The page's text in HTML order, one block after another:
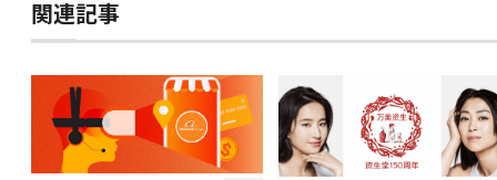
関連記事